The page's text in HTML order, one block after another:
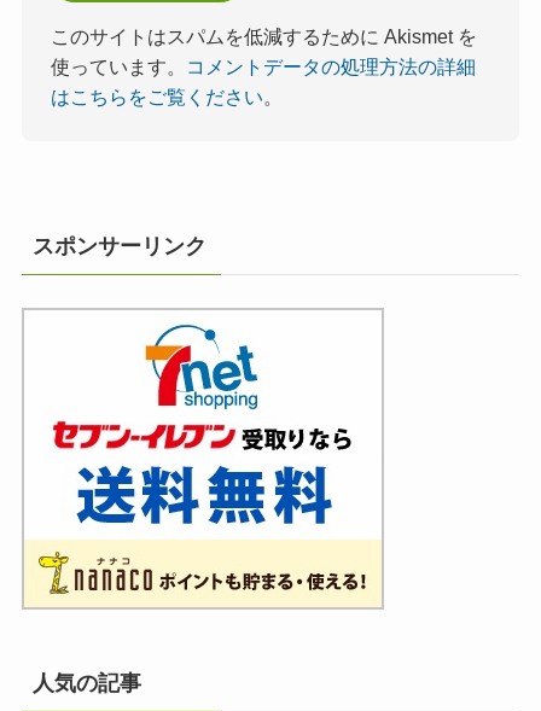
このサイトはスパムを低減するために Akismet を
使っています。
コメントデータの処理方法の詳細
はこちらをご覧ください。
スポンサーリンク
人気の記事